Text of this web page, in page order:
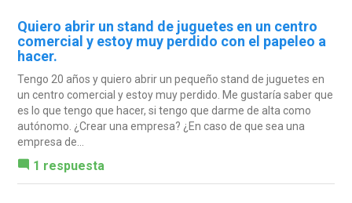
Quiero abrir un stand de juguetes en un centro
comercial y estoy muy perdido con el papeleo a
hacer.
Tengo 20 años y quiero abrir un pequeño stand de juguetes en
un centro comercial y estoy muy perdido. Me gustaría saber que
es lo que tengo que hacer, si tengo que darme de alta como
autónomo. ¿Crear una empresa? ¿En caso de que sea una
empresa de...
1 respuesta